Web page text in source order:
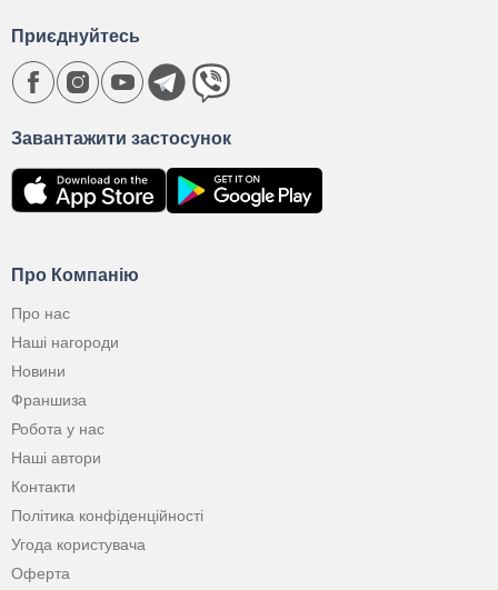
Про Компанію
Про нас
Наші нагороди
Новини
Франшиза
Робота у нас
Наші автори
Контакти
Політика конфіденційності
Угода користувача
Оферта
Завантажити застосунок
Приєднуйтесь